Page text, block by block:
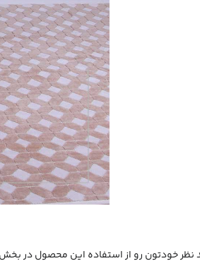
نظر خودتون رو از استفاده این محصول در بخش